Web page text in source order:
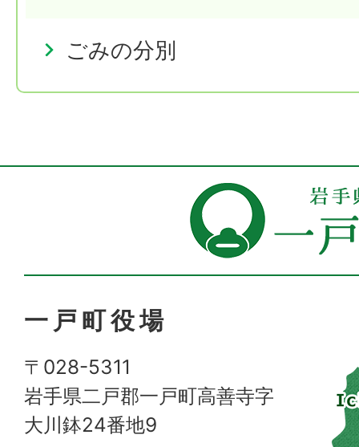
ごみの分別
一戸町役場
〒028-5311
岩手県二戸郡一戸町高善寺字
大川鉢24番地9